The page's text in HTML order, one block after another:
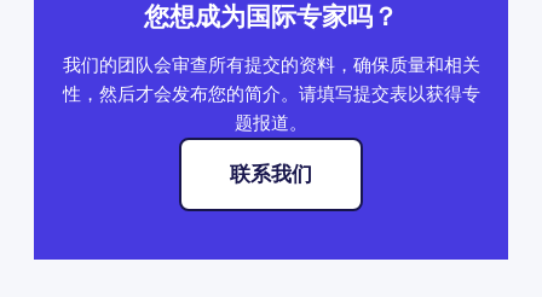
您想成为国际专家吗？
我们的团队会审查所有提交的资料，确保质量和相关
性，然后才会发布您的简介。请填写提交表以获得专
题报道。
联系我们